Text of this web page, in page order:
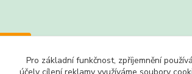
za účelem
Pro základní funkčnost, zpříjemnění